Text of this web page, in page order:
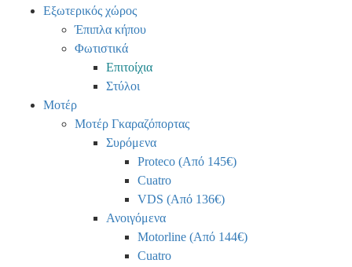
Εξωτερικός χώρος
Έπιπλα κήπου
Φωτιστικά
Επιτοίχια
Στύλοι
Μοτέρ
Μοτέρ Γκαραζόπορτας
Συρόμενα
Proteco (Από 145€)
Cuatro
VDS (Από 136€)
Ανοιγόμενα
Motorline (Από 144€)
Cuatro